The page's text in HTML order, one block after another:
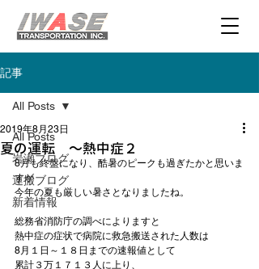
記事
All Posts
岩瀬ブログ
運搬ブログ
新着情報
All Posts
夏の運転 ～熱中症２
2019年8月23日
8月も終盤になり、酷暑のピークも過ぎたかと思いま
すが
今年の夏も厳しい暑さとなりましたね。
総務省消防庁の調べによりますと
熱中症の症状で病院に救急搬送された人数は
8月１日～１８日までの速報値として
累計 ３万１７１３人 に上り、